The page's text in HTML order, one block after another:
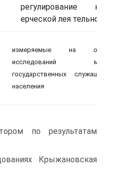
регулирование комм
ерческой лея тельности
измеряемые на основе
исследований мнения
государственных служащих и
населения
по результатам
Крыжановская